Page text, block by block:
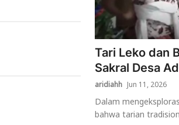
Tari Leko dan
Sakral Desa
aridiahh Jun 11, 2026
Dalam
bahwa tarian